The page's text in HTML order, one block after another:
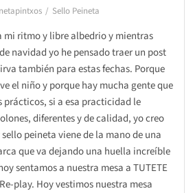
Sello Peineta
mi ritmo y libre albedrio y mientras
navidad yo he pensado traer un post
también para estas fechas. Porque
el niño y porque hay mucha gente que
prácticos, si a esa practicidad le
diferentes y de calidad, yo creo
peineta viene de la mano de una
que va dejando una huella increíble
sentamos a nuestra mesa a TUTETE
play. Hoy vestimos nuestra mesa